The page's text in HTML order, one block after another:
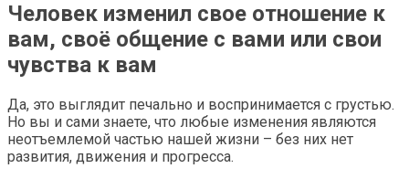
Человек изменил свое отношение к
вам, своё общение с вами или свои
чувства к вам
Да, это выглядит печально и воспринимается с грустью.
Но вы и сами знаете, что любые изменения являются
неотъемлемой частью нашей жизни – без них нет
развития, движения и прогресса.